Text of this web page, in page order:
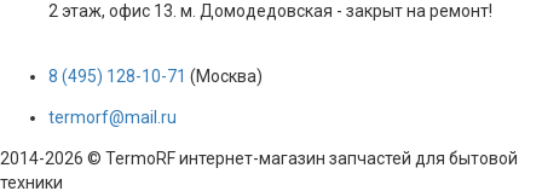
2 этаж, офис 13. м. Домодедовская - закрыт на ремонт!
8 (495) 128-10-71 (Москва)
termorf@mail.ru
2014-2026 © TermoRF интернет-магазин запчастей для бытовой
техники